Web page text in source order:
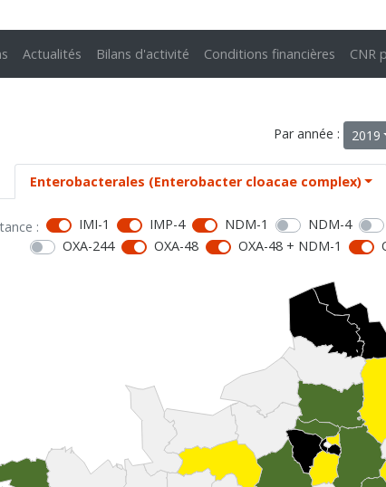
Actualités Bilans d'activité Conditions financières CNR
Par année : 2019
Enterobacterales (Enterobacter cloacae complex)
: IMI-1 IMP-4 NDM-1 NDM-4
OXA-244
OXA-48 OXA-48 + NDM-1